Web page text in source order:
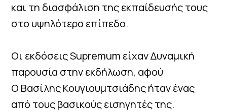
και τη διασφάλιση της εκπαίδευσής τους
στο υψηλότερο επίπεδο.
Οι εκδόσεις Supremum είχαν Δυναμική
παρουσία στην εκδήλωση, αφού
Ο Βασίλης Κουγιουμτσιάδης ήταν ένας
από τους βασικούς εισηγητές της.